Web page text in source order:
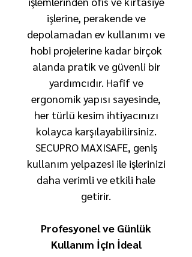
işlerine, perakende ve
depolamadan ev kullanımı ve
hobi projelerine kadar birçok
alanda pratik ve güvenli bir
yardımcıdır. Hafif ve
ergonomik yapısı sayesinde,
her türlü kesim ihtiyacınızı
kolayca karşılayabilirsiniz.
SECUPRO MAXISAFE, geniş
kullanım yelpazesi ile işlerinizi
daha verimli ve etkili hale
getirir.
Profesyonel ve Günlük
Kullanım İçin İdeal